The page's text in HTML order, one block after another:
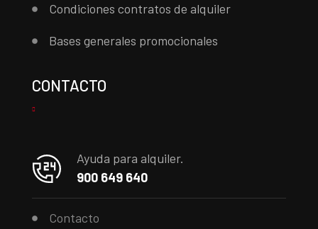
Condiciones contratos de alquiler
Bases generales promocionales
CONTACTO
Ayuda para alquiler.
900 649 640
Contacto